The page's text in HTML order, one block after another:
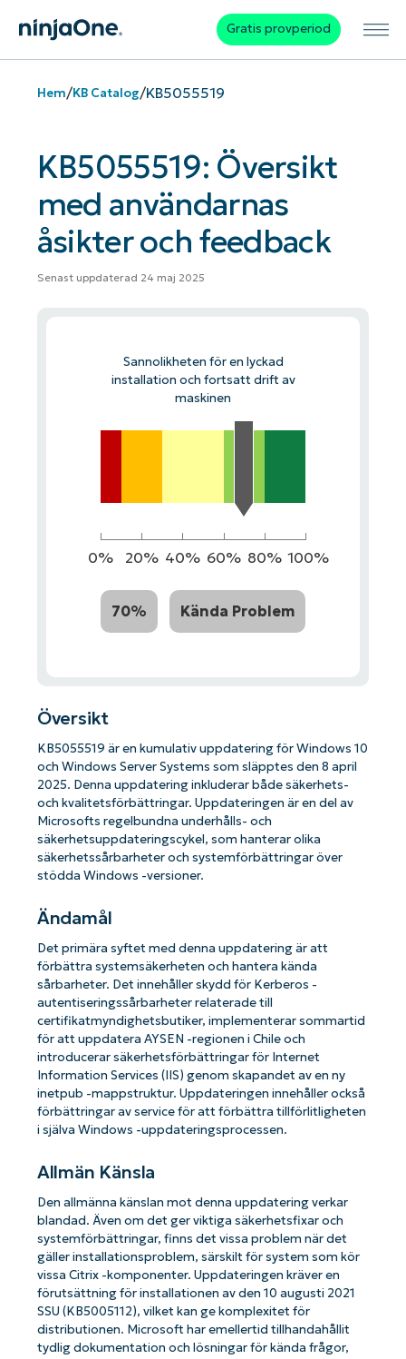
Gratis provperiod
Hem/KB Catalog/KB5055519
KB5055519: Översikt
med användarnas
åsikter och feedback
Senast uppdaterad 24 maj 2025
Sannolikheten för en lyckad
installation och fortsatt drift av
maskinen
0% 20% 40% 60% 80% 100%
70% Kända Problem
Översikt
KB5055519 är en kumulativ uppdatering för Windows 10
och Windows Server Systems som släpptes den 8 april
2025. Denna uppdatering inkluderar både säkerhets-
och kvalitetsförbättringar. Uppdateringen är en del av
Microsofts regelbundna underhålls- och
säkerhetsuppdateringscykel, som hanterar olika
säkerhetssårbarheter och systemförbättringar över
stödda Windows -versioner.
Ändamål
Det primära syftet med denna uppdatering är att
förbättra systemsäkerheten och hantera kända
sårbarheter. Det innehåller skydd för Kerberos -
autentiseringssårbarheter relaterade till
certifikatmyndighetsbutiker, implementerar sommartid
för att uppdatera AYSEN -regionen i Chile och
introducerar säkerhetsförbättringar för Internet
Information Services (IIS) genom skapandet av en ny
inetpub -mappstruktur. Uppdateringen innehåller också
förbättringar av service för att förbättra tillförlitligheten
i själva Windows -uppdateringsprocessen.
Allmän Känsla
Den allmänna känslan mot denna uppdatering verkar
blandad. Även om det ger viktiga säkerhetsfixar och
systemförbättringar, finns det vissa problem när det
gäller installationsproblem, särskilt för system som kör
vissa Citrix -komponenter. Uppdateringen kräver en
förutsättning för installationen av den 10 augusti 2021
SSU (KB5005112), vilket kan ge komplexitet för
distributionen. Microsoft har emellertid tillhandahållit
tydlig dokumentation och lösningar för kända frågor,